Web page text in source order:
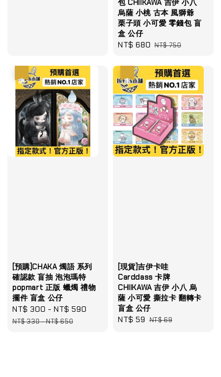
包 CHIIKAWA 吉伊 小八
烏薩 小桃 古本 風獅爺
栗子頭 小可愛 零錢包 盲
盒 公仔
Sale
NT$ 680 Regular
NT$ 750
[預購]CHAKA 燭語 系列
確認款 盲抽 泡泡瑪特
popmart 正版 蠟燭 禮物
擺件 盲盒 公仔
Sale
price
NT$ 300 -NT$ 590
Regular
NT$ 330-NT$ 650
[現貨]吉伊卡哇
Carddass 卡牌
CHIIKAWA 吉伊 小八 烏
薩 小可愛 撕拉卡 翻轉卡
盲盒 公仔
Sale
NT$ 59 Regular
NT$ 69